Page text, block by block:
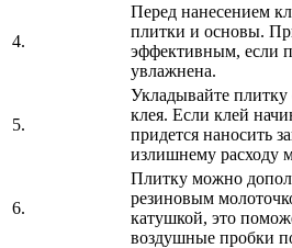
4.
Перед нанесением
плитки и основы.
эффективным, если
увлажнена.
5.
Укладывайте плитку
клея. Если клей
придется наносить
излишнему расходу
6.
Плитку можно
резиновым
катушкой, это
воздушные пробки